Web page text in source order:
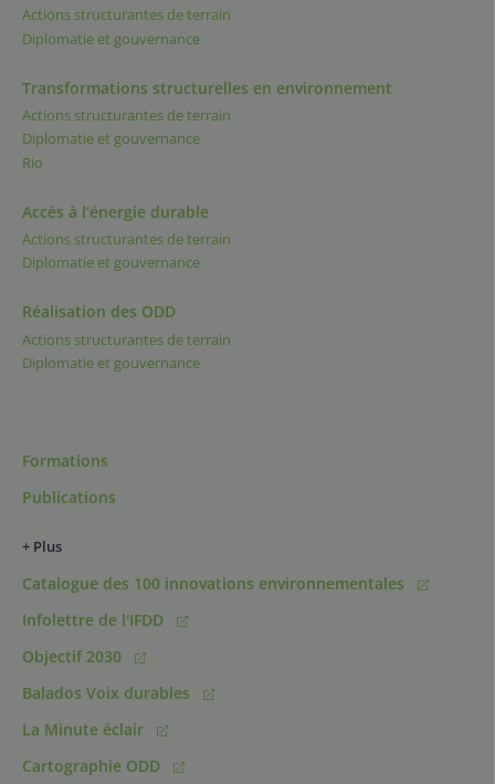
Actions structurantes de terrain
Diplomatie et gouvernance
Transformations structurelles en environnement
Actions structurantes de terrain
Diplomatie et gouvernance
Rio
Accès à l’énergie durable
Actions structurantes de terrain
Diplomatie et gouvernance
Réalisation des ODD
Actions structurantes de terrain
Diplomatie et gouvernance
Formations
Publications
+ Plus
Catalogue des 100 innovations environnementales
Infolettre de l'IFDD
Objectif 2030
Balados Voix durables
La Minute éclair
Cartographie ODD